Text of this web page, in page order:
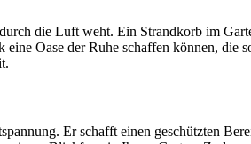
die Luft weht. Ein Strandkorb im
Oase der Ruhe schaffen können, die
Er schafft einen geschützten